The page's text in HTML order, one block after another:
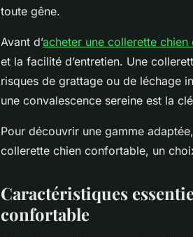
toute gêne.
Avant d’acheter une collerette
et la facilité d’entretien. Une
risques de grattage ou de léchage
une convalescence sereine est la
Pour découvrir une gamme
collerette chien confortable, un
Caractéristiques
confortable